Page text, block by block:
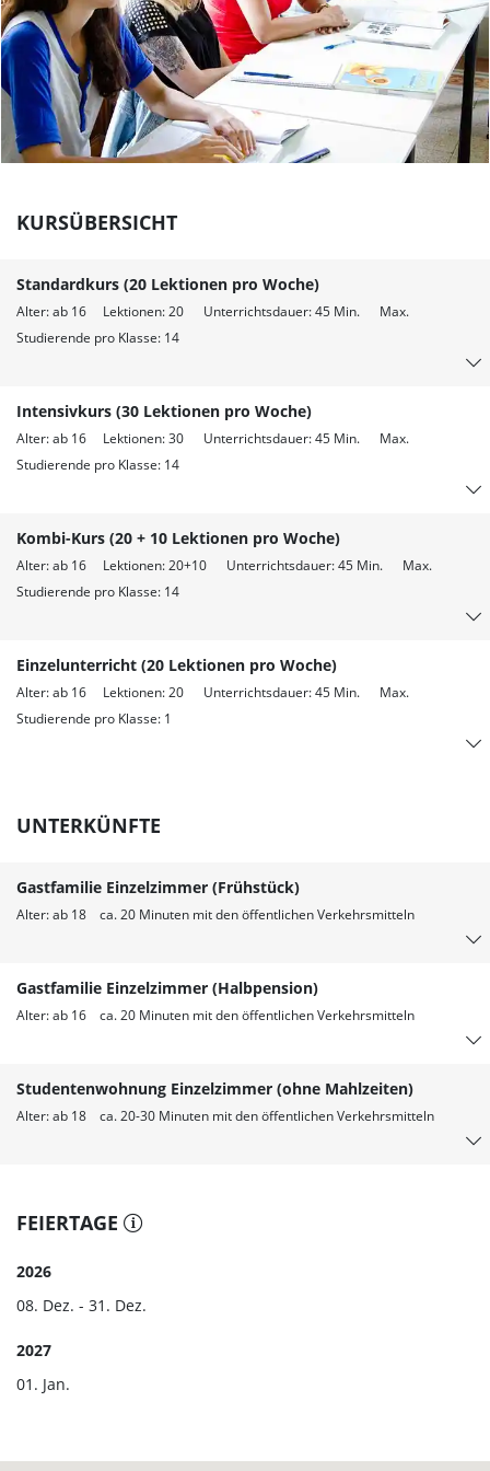
KURSÜBERSICHT
Standardkurs (20 Lektionen pro Woche)
Alter: ab 16 Lektionen: 20 Unterrichtsdauer: 45 Min. Max.
Studierende pro Klasse: 14
Intensivkurs (30 Lektionen pro Woche)
Alter: ab 16 Lektionen: 30 Unterrichtsdauer: 45 Min. Max.
Studierende pro Klasse: 14
Kombi-Kurs (20 + 10 Lektionen pro Woche)
Alter: ab 16 Lektionen: 20+10 Unterrichtsdauer: 45 Min. Max.
Studierende pro Klasse: 14
Einzelunterricht (20 Lektionen pro Woche)
Alter: ab 16 Lektionen: 20 Unterrichtsdauer: 45 Min. Max.
Studierende pro Klasse: 1
UNTERKÜNFTE
Gastfamilie Einzelzimmer (Frühstück)
Alter: ab 18 ca. 20 Minuten mit den öffentlichen Verkehrsmitteln
Gastfamilie Einzelzimmer (Halbpension)
Alter: ab 16 ca. 20 Minuten mit den öffentlichen Verkehrsmitteln
Studentenwohnung Einzelzimmer (ohne Mahlzeiten)
Alter: ab 18 ca. 20-30 Minuten mit den öffentlichen Verkehrsmitteln
FEIERTAGE
2026
08. Dez. - 31. Dez.
2027
01. Jan.